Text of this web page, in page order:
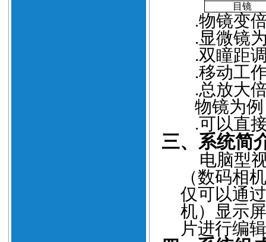
目镜
.物镜变
.显微镜
.双瞳距
.移动工
.总放大
物镜为
.可以直
三、系统简
电脑型
（数码相
仅可以通
机）显示
片进行编